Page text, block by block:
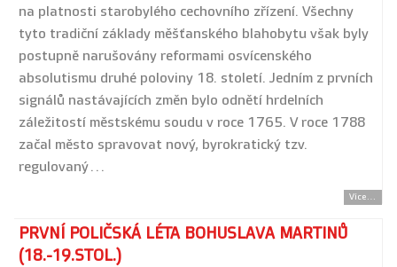
na platnosti starobylého cechovního zřízení. Všechny
tyto tradiční základy měšťanského blahobytu však byly
postupně narušovány reformami osvícenského
absolutismu druhé poloviny 18. století. Jedním z prvních
signálů nastávajících změn bylo odnětí hrdelních
záležitostí městskému soudu v roce 1765. V roce 1788
začal město spravovat nový, byrokratický tzv.
regulovaný…
Více...
PRVNÍ POLIČSKÁ LÉTA BOHUSLAVA MARTINŮ
(18.-19.STOL.)